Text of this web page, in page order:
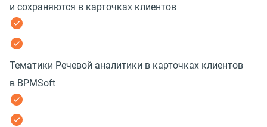
и сохраняются в карточках клиентов
Тематики Речевой аналитики в карточках клиентов
в BPMSoft